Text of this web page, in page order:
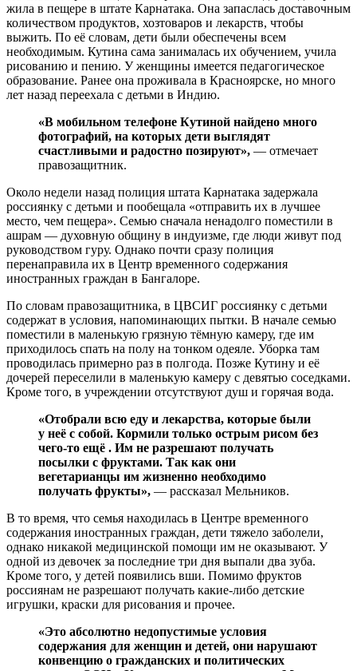
жила в пещере в штате Карнатака. Она запаслась доставочным
количеством продуктов, хозтоваров и лекарств, чтобы
выжить. По её словам, дети были обеспечены всем
необходимым. Кутина сама занималась их обучением, учила
рисованию и пению. У женщины имеется педагогическое
образование. Ранее она проживала в Красноярске, но много
лет назад переехала с детьми в Индию.
«В мобильном телефоне Кутиной найдено много
фотографий, на которых дети выглядят
счастливыми и радостно позируют», — отмечает
правозащитник.
Около недели назад полиция штата Карнатака задержала
россиянку с детьми и пообещала «отправить их в лучшее
место, чем пещера». Семью сначала ненадолго поместили в
ашрам — духовную общину в индуизме, где люди живут под
руководством гуру. Однако почти сразу полиция
перенаправила их в Центр временного содержания
иностранных граждан в Бангалоре.
По словам правозащитника, в ЦВСИГ россиянку с детьми
содержат в условия, напоминающих пытки. В начале семью
поместили в маленькую грязную тёмную камеру, где им
приходилось спать на полу на тонком одеяле. Уборка там
проводилась примерно раз в полгода. Позже Кутину и её
дочерей переселили в маленькую камеру с девятью соседками.
Кроме того, в учреждении отсутствуют душ и горячая вода.
«Отобрали всю еду и лекарства, которые были
у неё с собой. Кормили только острым рисом без
чего-то ещё . Им не разрешают получать
посылки с фруктами. Так как они
вегетарианцы им жизненно необходимо
получать фрукты», — рассказал Мельников.
В то время, что семья находилась в Центре временного
содержания иностранных граждан, дети тяжело заболели,
однако никакой медицинской помощи им не оказывают. У
одной из девочек за последние три дня выпали два зуба.
Кроме того, у детей появились вши. Помимо фруктов
россиянам не разрешают получать какие-либо детские
игрушки, краски для рисования и прочее.
«Это абсолютно недопустимые условия
содержания для женщин и детей, они нарушают
конвенцию о гражданских и политических